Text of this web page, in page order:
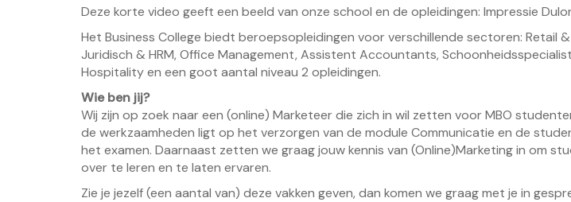
Deze korte video geeft een beeld van onze school en de opleidingen: Impressie
Het Business College biedt beroepsopleidingen voor verschillende sectoren: Retail
Juridisch & HRM, Office Management, Assistent Accountants,
Hospitality en een goot aantal niveau 2 opleidingen.
Wie ben jij?
Wij zijn op zoek naar een (online) Marketeer die zich in wil zetten voor MBO
de werkzaamheden ligt op het verzorgen van de module Communicatie en de
het examen. Daarnaast zetten we graag jouw kennis van (Online)Marketing in om
over te leren en te laten ervaren.
Zie je jezelf (een aantal van) deze vakken geven, dan komen we graag met je in